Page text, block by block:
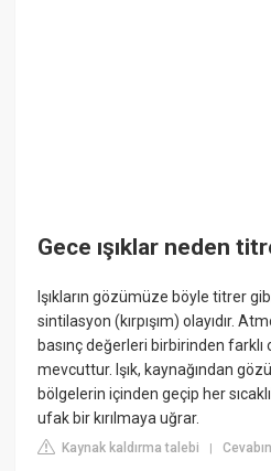
Gece ışıklar neden
Işıkların gözümüze böyle titrer
sintilasyon (kırpışım) olayıdır.
basınç değerleri birbirinden farklı
mevcuttur. Işık, kaynağından
bölgelerin içinden geçip her
ufak bir kırılmaya uğrar.
Kaynak kaldırma talebi |